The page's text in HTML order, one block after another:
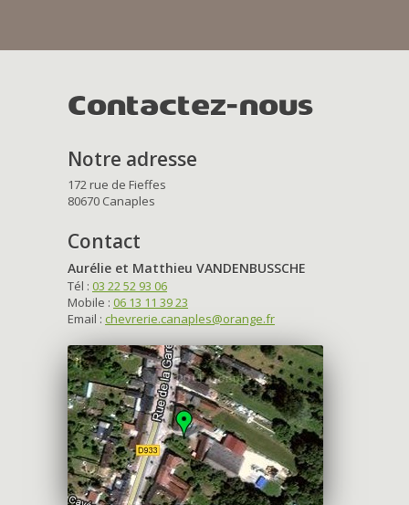
Contactez-nous
Notre adresse
172 rue de Fieffes
80670 Canaples
Contact
Aurélie et Matthieu VANDENBUSSCHE
Tél : 03 22 52 93 06
Mobile : 06 13 11 39 23
Email : chevrerie.canaples@orange.fr